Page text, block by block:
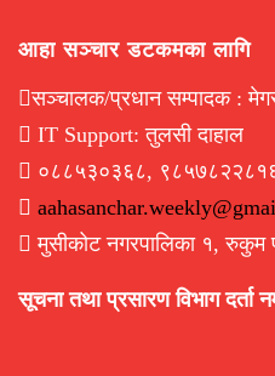
आहा सञ्चार डटकमका लागि
सञ्चालक/प्रधान सम्पादक :
IT Support: तुलसी दाहाल
०८८५३०३६८,
मुसीकोट नगरपालिका १, रुकुम
सूचना तथा प्रसारण विभाग